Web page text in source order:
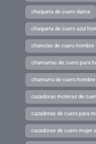
chaqueta de cuero dama
chaqueta de cuero azul
chanclas de cuero hombre
chamarras de cuero para
chamarra de cuero hombre
cazadoras moteras de
cazadoras de cuero para
cazadoras de cuero mujer